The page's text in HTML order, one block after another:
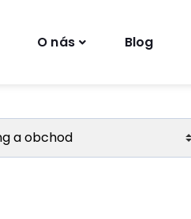
O nás Blog